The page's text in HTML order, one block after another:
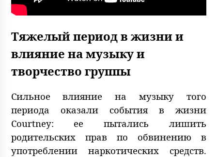
Тяжелый период в жизни и
влияние на музыку и
творчество группы
Сильное влияние на музыку того
периода оказали события в жизни
Courtney: ее пытались лишить
родительских прав по обвинению в
употреблении наркотических средств.